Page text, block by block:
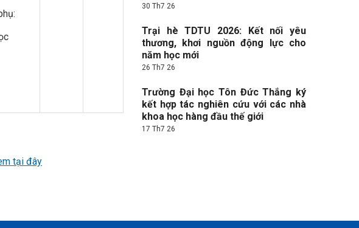
tại đây
30 Th7 26
Trại hè TDTU 2026: Kết nối yêu
thương, khơi nguồn động lực cho
năm học mới
26 Th7 26
Trường Đại học Tôn Đức Thắng ký
kết hợp tác nghiên cứu với các nhà
khoa học hàng đầu thế giới
17 Th7 26